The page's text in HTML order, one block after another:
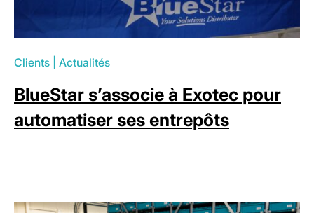
Clients Actualités
BlueStar s’associe à Exotec pour
automatiser ses entrepôts